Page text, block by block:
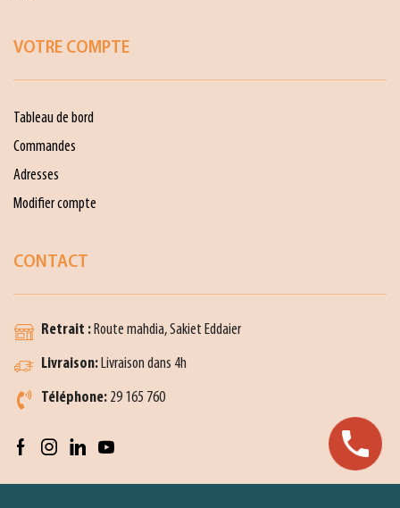
VOTRE COMPTE
Tableau de bord
Commandes
Adresses
Modifier compte
CONTACT
Retrait :Route mahdia, Sakiet Eddaier
Livraison:Livraison dans 4h
Téléphone: 29 165 760